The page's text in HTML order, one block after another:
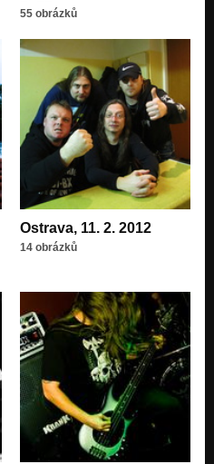
55 obrázků
Ostrava, 11. 2. 2012
14 obrázků